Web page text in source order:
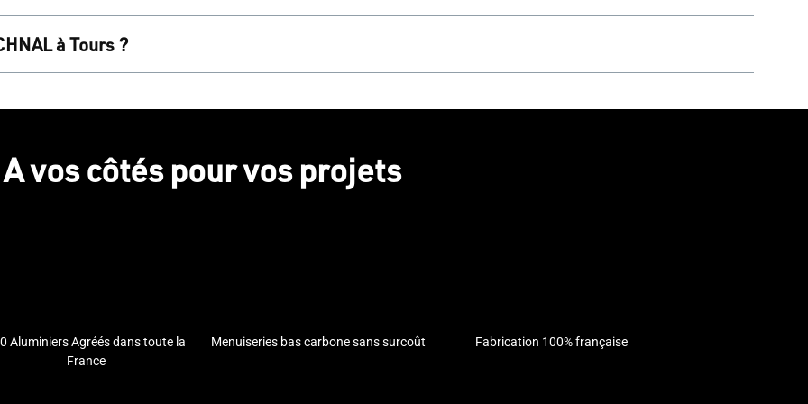
à ajouter une nouvelle extension, TECHNAL propose dessolutions sur mesureadaptées à tous les
niveau parmi les plus bas du marché. Cette approche innovante en matière de recyclage contribue
tout en soutenant des pratiques écologiques responsables et en répondant aux exigences des
à Tours ?
de visualiser les options disponibles dans votre région et de contacter directement un
A vos côtés pour vos projets
Aluminiers Agréés dans toute la
France
Menuiseries bas carbone sans surcoût Fabrication 100% française